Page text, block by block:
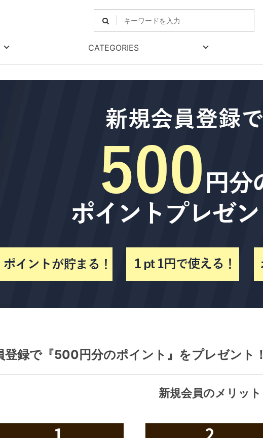
CATEGORIES
登録で『500円分のポイント』をプレゼント！
新規会員のメリット